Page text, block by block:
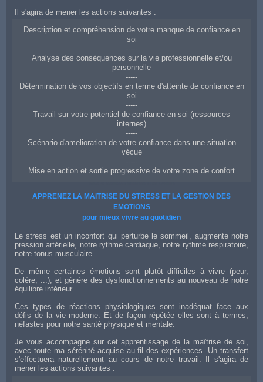
Il s'agira de mener les actions suivantes :
Description et compréhension de votre manque de confiance en
soi
-----
Analyse des conséquences sur la vie professionnelle et/ou
personnelle
-----
Détermination de vos objectifs en terme d'atteinte de confiance en
soi
-----
Travail sur votre potentiel de confiance en soi (ressources
internes)
-----
Scénario d'amelioration de votre confiance dans une situation
vécue
-----
Mise en action et sortie progressive de votre zone de confort
APPRENEZ LA MAITRISE DU STRESS ET LA GESTION DES
EMOTIONS
pour mieux vivre au quotidien
Le stress est un inconfort qui perturbe le sommeil, augmente notre
pression artérielle, notre rythme cardiaque, notre rythme respiratoire,
notre tonus musculaire.
De même certaines émotions sont plutôt difficiles à vivre (peur,
colère, ...), et génère des dysfonctionnements au nouveau de notre
équilibre intérieur.
Ces types de réactions physiologiques sont inadéquat face aux
défis de la vie moderne. Et de façon répétée elles sont à termes,
néfastes pour notre santé physique et mentale.
Je vous accompagne sur cet apprentissage de la maîtrise de soi,
avec toute ma sérénité acquise au fil des expériences. Un transfert
s'effectuera naturellement au cours de notre travail. Il s'agira de
mener les actions suivantes :